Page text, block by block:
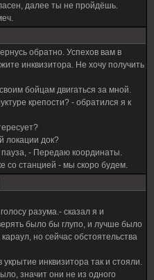
далее ты не пройдёшь.
обратно. Успехов вам в
инквизитора. Не хочу получить
бойцам двигаться за мной.
крепости? - обратился я к
локации док?
- Передаю координаты.
со станцией - мы скоро будем.
разума.- сказал я и
было бы глупо, и лучше было
но сейчас обстоятельства
инквизитора так и стояли.
значит они не из одного